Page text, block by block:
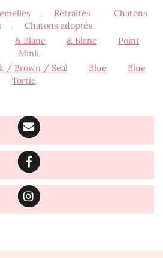
, Retraités ,
Chatons
,
Chatons adoptés
& Blanc & Blanc
Point
Mink
/ Brown / Seal Blue
Blue
Tortie